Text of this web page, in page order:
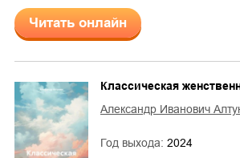
Читать онлайн
Классическая
Александр Иванович
Год выхода: 2024